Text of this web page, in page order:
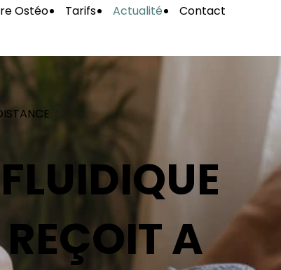
Ostéo Tarifs Actualité
Contact
A